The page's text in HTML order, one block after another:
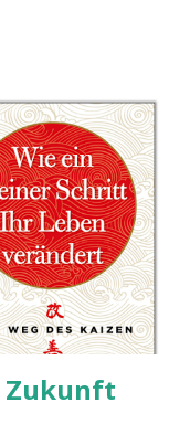
Zukunft